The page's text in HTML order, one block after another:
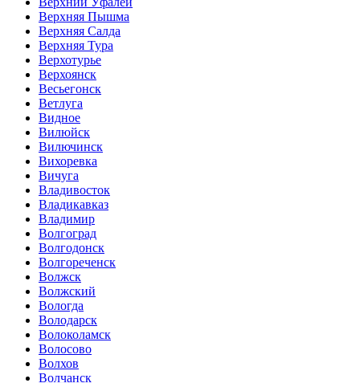
Верхняя Пышма
Верхняя Салда
Верхняя Тура
Верхотурье
Верхоянск
Весьегонск
Ветлуга
Видное
Вилюйск
Вилючинск
Вихоревка
Вичуга
Владивосток
Владикавказ
Владимир
Волгоград
Волгодонск
Волгореченск
Волжск
Волжский
Вологда
Володарск
Волоколамск
Волосово
Волхов
Волчанск